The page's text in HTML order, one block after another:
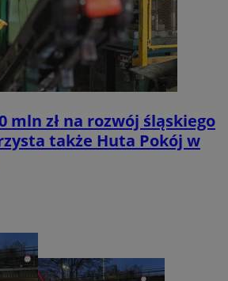
mln zł na rozwój śląskiego
także Huta Pokój w